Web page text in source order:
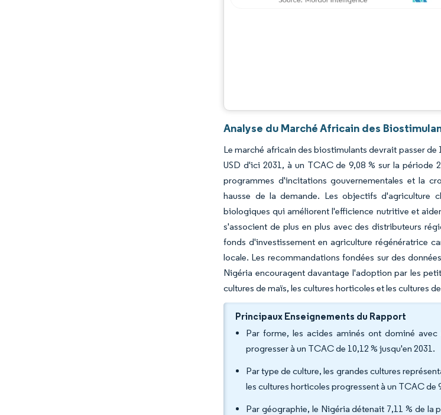
Analyse du Marché Africain des
Le marché africain des biostimulants devrait passer de
USD d'ici 2031, à un TCAC de 9,08 % sur la période
programmes d'incitations gouvernementales et la
hausse de la demande. Les objectifs d'agriculture
biologiques qui améliorent l'efficience nutritive et
s'associent de plus en plus avec des distributeurs
fonds d'investissement en agriculture régénératrice
locale. Les recommandations fondées sur des
Nigéria encouragent davantage l'adoption par les
cultures de maïs, les cultures horticoles et les cultures
Principaux Enseignements du Rapport
Par forme, les acides aminés ont dominé
progresser à un TCAC de 10,12 % jusqu'en 2031.
Par type de culture, les grandes cultures
les cultures horticoles progressent à un TCAC de
Par géographie, le Nigéria détenait 7,11 % de